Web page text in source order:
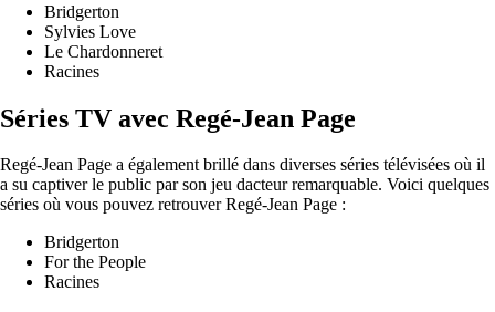
Bridgerton
Sylvies Love
Le Chardonneret
Racines
Séries TV avec Regé-Jean Page
Regé-Jean Page a également brillé dans diverses séries télévisées où il
a su captiver le public par son jeu dacteur remarquable. Voici quelques
séries où vous pouvez retrouver Regé-Jean Page :
Bridgerton
For the People
Racines